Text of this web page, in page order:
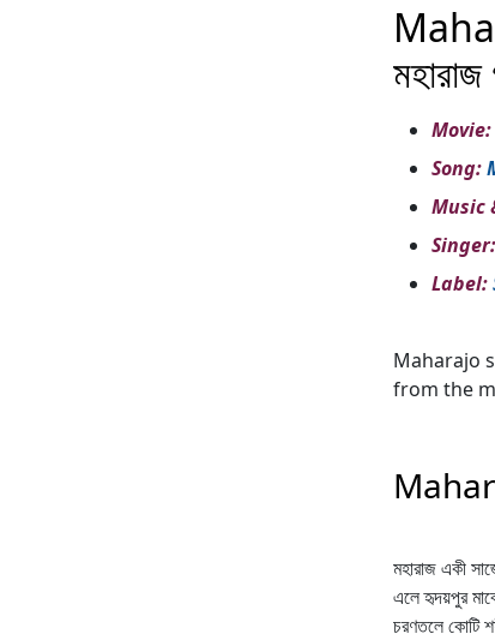
Movie:
Song:
Music
Singer:
Label:
Maharajo
from the
মহারাজ একী
এলে হৃদয়পুর
চরণতলে কোটি